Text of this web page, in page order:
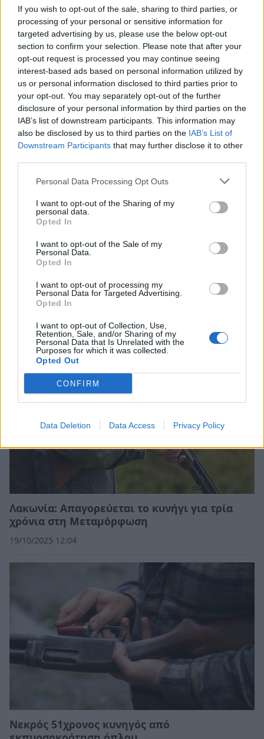
If you wish to opt-out of the sale, sharing to third parties, or
processing of your personal or sensitive information for
targeted advertising by us, please use the below opt-out
section to confirm your selection. Please note that after your
opt-out request is processed you may continue seeing
interest-based ads based on personal information utilized by
us or personal information disclosed to third parties prior to
your opt-out. You may separately opt-out of the further
disclosure of your personal information by third parties on the
IAB’s list of downstream participants. This information may
also be disclosed by us to third parties on the IAB’s List of
Downstream Participants that may further disclose it to other
Personal Data Processing Opt Outs
I want to opt-out of the Sharing of my
personal data.
Opted In
I want to opt-out of the Sale of my
Personal Data.
Opted In
I want to opt-out of processing my
Personal Data for Targeted Advertising.
Opted In
I want to opt-out of Collection, Use,
Retention, Sale, and/or Sharing of my
Personal Data that Is Unrelated with the
Purposes for which it was collected.
Opted Out
CONFIRM
Data Deletion Data Access Privacy Policy
Ηράκλειο: Θρήνος για τον 27χρονο Στέλιο που
σκοτώθηκε ενώ είχε πάει για κυνήγι
10/01/2026 18:05
Καστοριά: Επίθεση από αγριογούρουνο σε
ηλικιωμένο κυνηγό κοντά στο Πευκόφυτο
03/01/2026 20:40
Λακωνία: Απαγορεύεται το κυνήγι για τρία
χρόνια στη Μεταμόρφωση
19/10/2025 12:04
Νεκρός 51χρονος κυνηγός από